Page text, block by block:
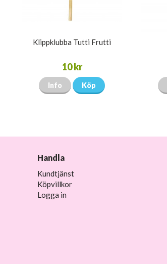
Klippklubba Tutti Frutti
10 kr
Info Köp
Handla
Kundtjänst
Köpvillkor
Logga in